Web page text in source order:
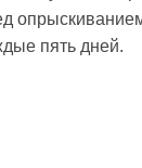
пять дней.